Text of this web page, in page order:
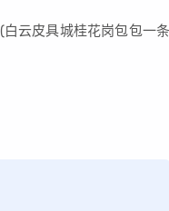
云皮具城桂花岗包包一条